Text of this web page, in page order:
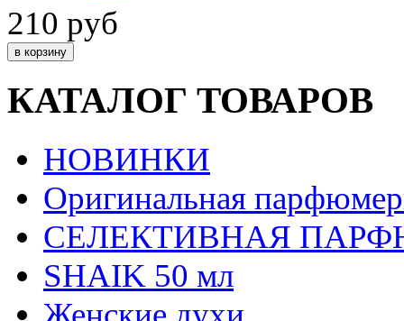
210 руб
КАТАЛОГ ТОВАРОВ
НОВИНКИ
Оригинальная
СЕЛЕКТИВНАЯ
SHAIK 50 мл